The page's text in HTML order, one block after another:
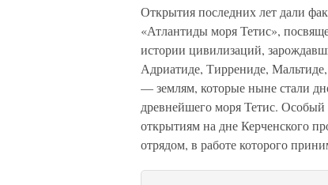
Открытия последних лет дали
«Атлантиды моря Тетис»,
истории цивилизаций,
Адриатиде, Тиррениде,
— землям, которые ныне стали
древнейшего моря Тетис.
открытиям на дне Керченского
отрядом, в работе которого